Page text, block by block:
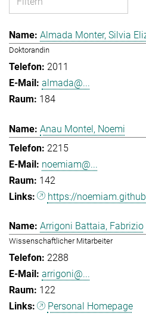
Almada Monter, Silvia
Doktorandin
2011
almada@...
184
Anau Montel, Noemi
2215
noemiam@...
142
https://
Arrigoni Battaia, Fabrizio
Wissenschaftlicher Mitarbeiter
2288
arrigoni@...
122
Personal Homepage